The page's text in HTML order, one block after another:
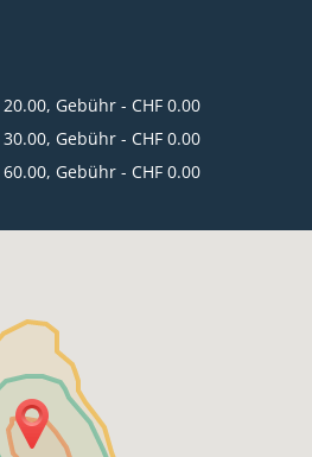
Gebühr - CHF 0.00
Gebühr - CHF 0.00
Gebühr - CHF 0.00